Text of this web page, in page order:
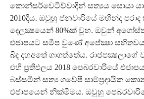
කොන්සර්වෙටිව්වාදීන් සත්‍යය සොයා
2010දීය. ඔවුහු ජනවාරියේ මහින්ද පරාද
දෙලක්‍ෂයෙන් 80%ක් වූහ. ඔවුන්
එජාපයට සමීප වුණේ අපේක්‍ෂා
බිඳ දහඅතේ ගාගත්තේය. රාජපක්‍ෂලාගේ
එහි ප‍්‍රතිඵලය 2018 පෙබරවාරියේ
බස්සමින් සත්‍ය ගවේෂී සාම්ප‍්‍රදායික
එජාපයෙන් නික්මීමය. ඔවුහු